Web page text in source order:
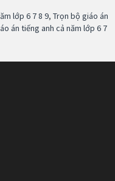
lớp 6 7 8 9, Trọn bộ giáo án
án tiếng anh cả năm lớp 6 7